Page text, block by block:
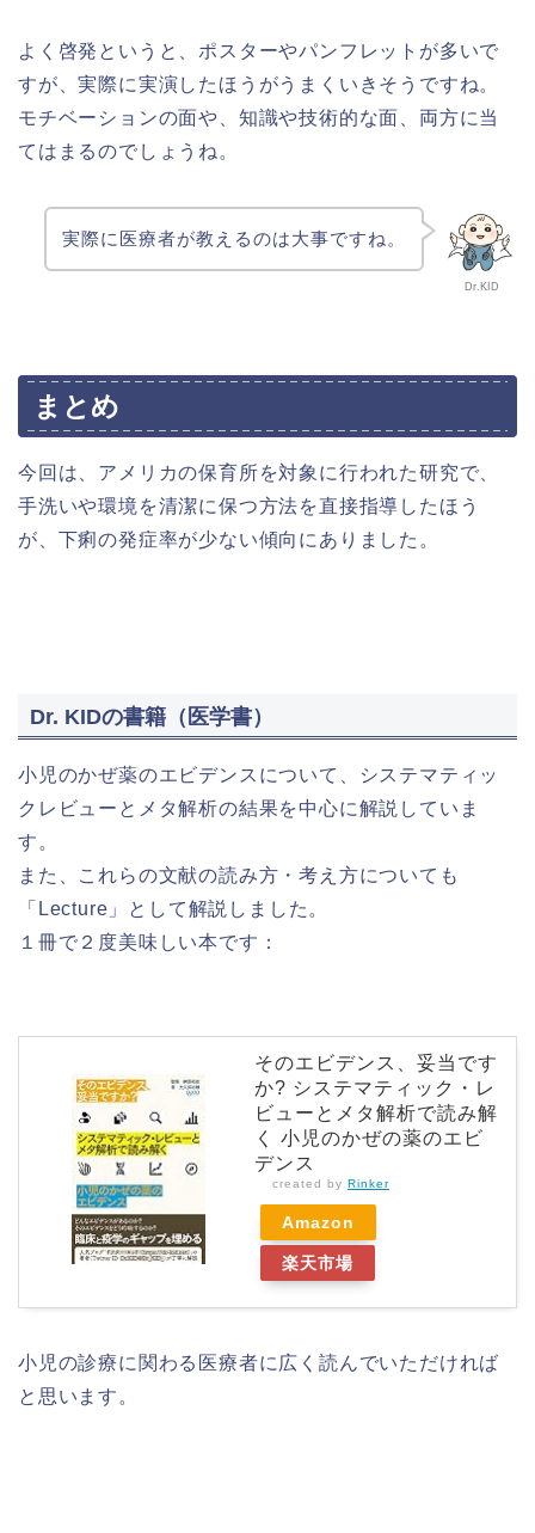
よく啓発というと、ポスターやパンフレットが多いで
すが、実際に実演したほうがうまくいきそうですね。
モチベーションの面や、知識や技術的な面、両方に当
てはまるのでしょうね。
Dr.KID
実際に医療者が教えるのは大事ですね。
まとめ
今回は、アメリカの保育所を対象に行われた研究で、
手洗いや環境を清潔に保つ方法を直接指導したほう
が、下痢の発症率が少ない傾向にありました。
Dr. KIDの書籍（医学書）
小児のかぜ薬のエビデンスについて、システマティッ
クレビューとメタ解析の結果を中心に解説していま
す。
また、これらの文献の読み方・考え方についても
「Lecture」として解説しました。
１冊で２度美味しい本です：
そのエビデンス、妥当です
か? システマティック・レ
ビューとメタ解析で読み解
く 小児のかぜの薬のエビ
デンス
created by Rinker
Amazon
楽天市場
小児の診療に関わる医療者に広く読んでいただければ
と思います。